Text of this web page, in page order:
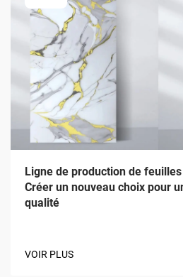
Ligne de production de
Créer un nouveau choix pour
qualité
VOIR PLUS